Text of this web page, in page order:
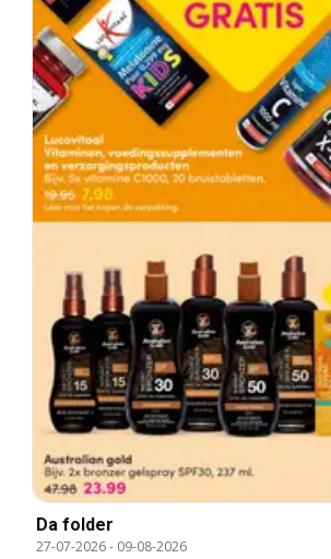
Da folder
27-07-2026- 09-08-2026